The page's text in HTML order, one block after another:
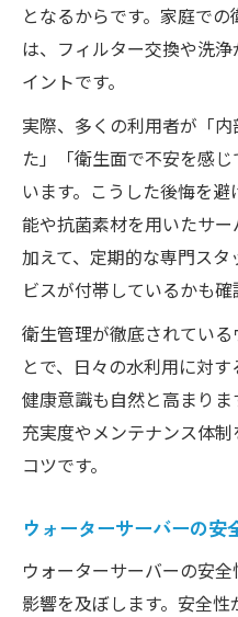
となるからです。家庭で
は、フィルター交換や洗
イントです。
実際、多くの利用者が「
た」「衛生面で不安を感
います。こうした後悔を
能や抗菌素材を用いたサー
加えて、定期的な専門ス
ビスが付帯しているかも確
衛生管理が徹底されてい
とで、日々の水利用に対
健康意識も自然と高まり
充実度やメンテナンス体
コツです。
ウォーターサーバーの
ウォーターサーバーの安
影響を及ぼします。安全